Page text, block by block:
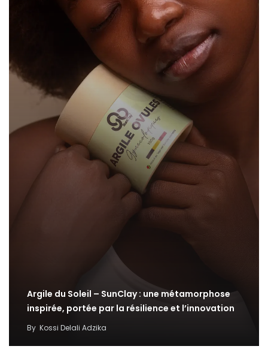
Argile du Soleil – SunClay : une métamorphose
inspirée, portée par la résilience et l’innovation
By Kossi Delali Adzika